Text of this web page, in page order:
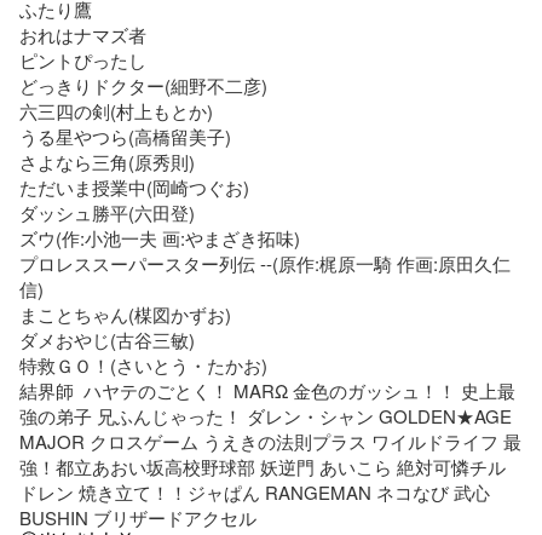
ふたり鷹
おれはナマズ者
ピントぴったし
どっきりドクター(細野不二彦)
六三四の剣(村上もとか)
うる星やつら(高橋留美子)
さよなら三角(原秀則)
ただいま授業中(岡崎つぐお)
ダッシュ勝平(六田登)
ズウ(作:小池一夫 画:やまざき拓味)
プロレススーパースター列伝 --(原作:梶原一騎 作画:原田久仁
信)
まことちゃん(楳図かずお)
ダメおやじ(古谷三敏)
特救ＧＯ！(さいとう・たかお)
結界師  ハヤテのごとく！ MARΩ 金色のガッシュ！！ 史上最
強の弟子 兄ふんじゃった！ ダレン・シャン GOLDEN★AGE
MAJOR クロスゲーム うえきの法則プラス ワイルドライフ 最
強！都立あおい坂高校野球部 妖逆門 あいこら 絶対可憐チル
ドレン 焼き立て！！ジャぱん RANGEMAN ネコなび 武心
BUSHIN ブリザードアクセル